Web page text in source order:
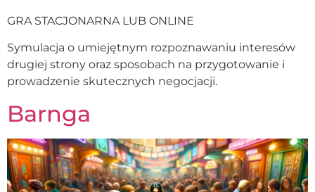
GRA STACJONARNA LUB ONLINE
Symulacja o umiejętnym rozpoznawaniu interesów
drugiej strony oraz sposobach na przygotowanie i
prowadzenie skutecznych negocjacji.
Barnga